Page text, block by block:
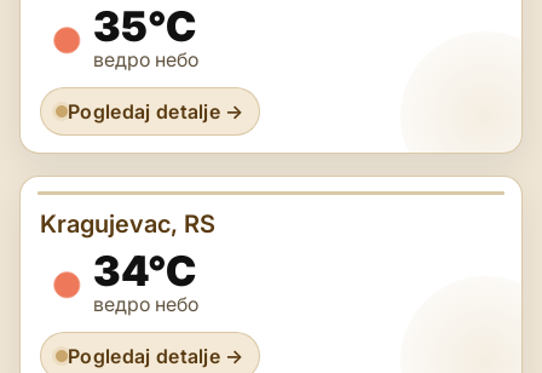
35°C
ведро небо
Pogledaj detalje →
Kragujevac, RS
34°C
ведро небо
Pogledaj detalje →